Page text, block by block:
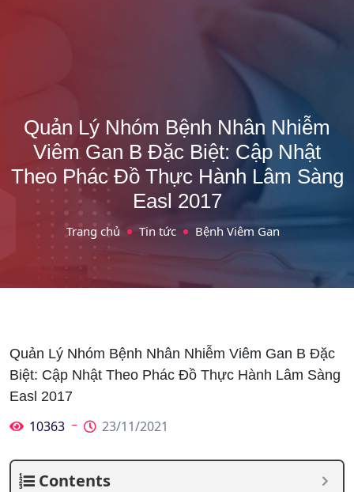
Quản Lý Nhóm Bệnh Nhân Nhiễm
Viêm Gan B Đặc Biệt: Cập Nhật
Theo Phác Đồ Thực Hành Lâm Sàng
Easl 2017
Trang chủ Tin tức Bệnh Viêm Gan
Quản Lý Nhóm Bệnh Nhân Nhiễm Viêm Gan B Đặc
Biệt: Cập Nhật Theo Phác Đồ Thực Hành Lâm Sàng
Easl 2017
10363 23/11/2021
Contents